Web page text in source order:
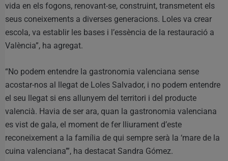
vida en els fogons, renovant-se, construint, transmetent els
seus coneixements a diverses generacions. Loles va crear
escola, va establir les bases i l’essència de la restauració a
València”, ha agregat.
“No podem entendre la gastronomia valenciana sense
acostar-nos al llegat de Loles Salvador, i no podem entendre
el seu llegat si ens allunyem del territori i del producte
valencià. Havia de ser ara, quan la gastronomia valenciana
es vist de gala, el moment de fer lliurament d’este
reconeixement a la família de qui sempre serà la ‘mare de la
cuina valenciana’”, ha destacat Sandra Gómez.